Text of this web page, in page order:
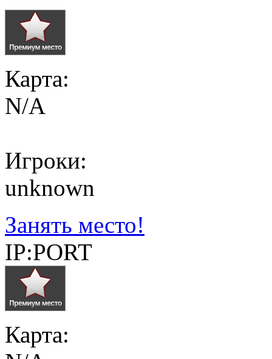
Карта:
N/A
Игроки:
unknown
Занять место!
IP:PORT
Карта: